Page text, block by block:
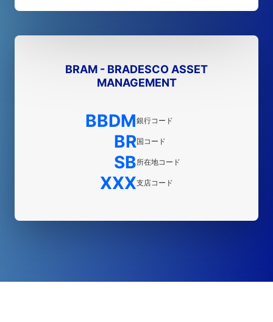
BRAM - BRADESCO ASSET
MANAGEMENT
BBDM銀行コード
BR国コード
SB所在地コード
XXX支店コード